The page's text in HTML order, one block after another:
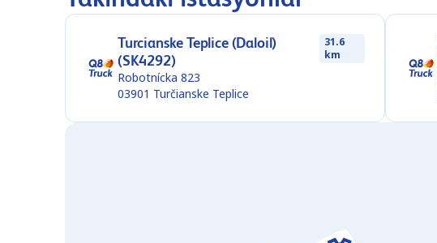
Turcianske Teplice (Daloil)
(SK4292)
31.6
km
Robotnícka 823
03901 Turčianske Teplice